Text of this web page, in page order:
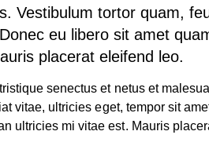
Vestibulum tortor quam,
eu libero sit amet
placerat eleifend leo.
senectus et netus et
vitae, ultricies eget, tempor sit
ultricies mi vitae est. Mauris